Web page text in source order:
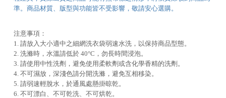
準。商品材質、版型與功能皆不受影響，敬請安心選購。
注意事項：
1. 請放入大小適中之細網洗衣袋弱速水洗，以保持商品型態。
2. 洗滌時，水溫請低於 40°C，勿長時間浸泡。
3. 請使用中性洗劑，避免使用柔軟劑或含化學香精的洗劑。
4. 不可濕放，深淺色請分開洗滌，避免互相移染。
5. 請弱速輕脫水，於通風處懸掛晾乾。
6. 不可漂白、不可乾洗、不可烘乾。